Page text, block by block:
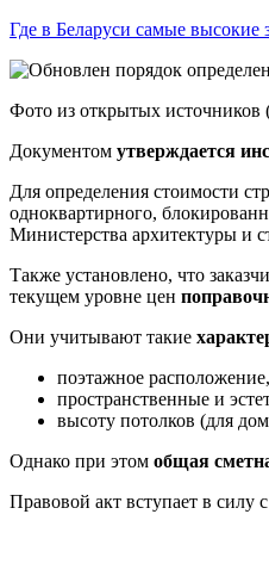
Где в Беларуси самые высокие
Фото из открытых источников
Документом утверждается
Для определения стоимости
одноквартирного,
Министерства архитектуры и
Также установлено, что
текущем уровне цен
Они учитывают такие
поэтажное расположение,
пространственные и
высоту потолков (для
Однако при этом общая
Правовой акт вступает в силу с